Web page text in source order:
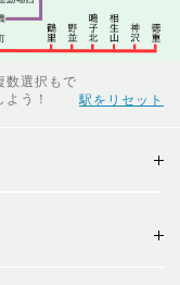
数選択もで
う！
駅をリセット